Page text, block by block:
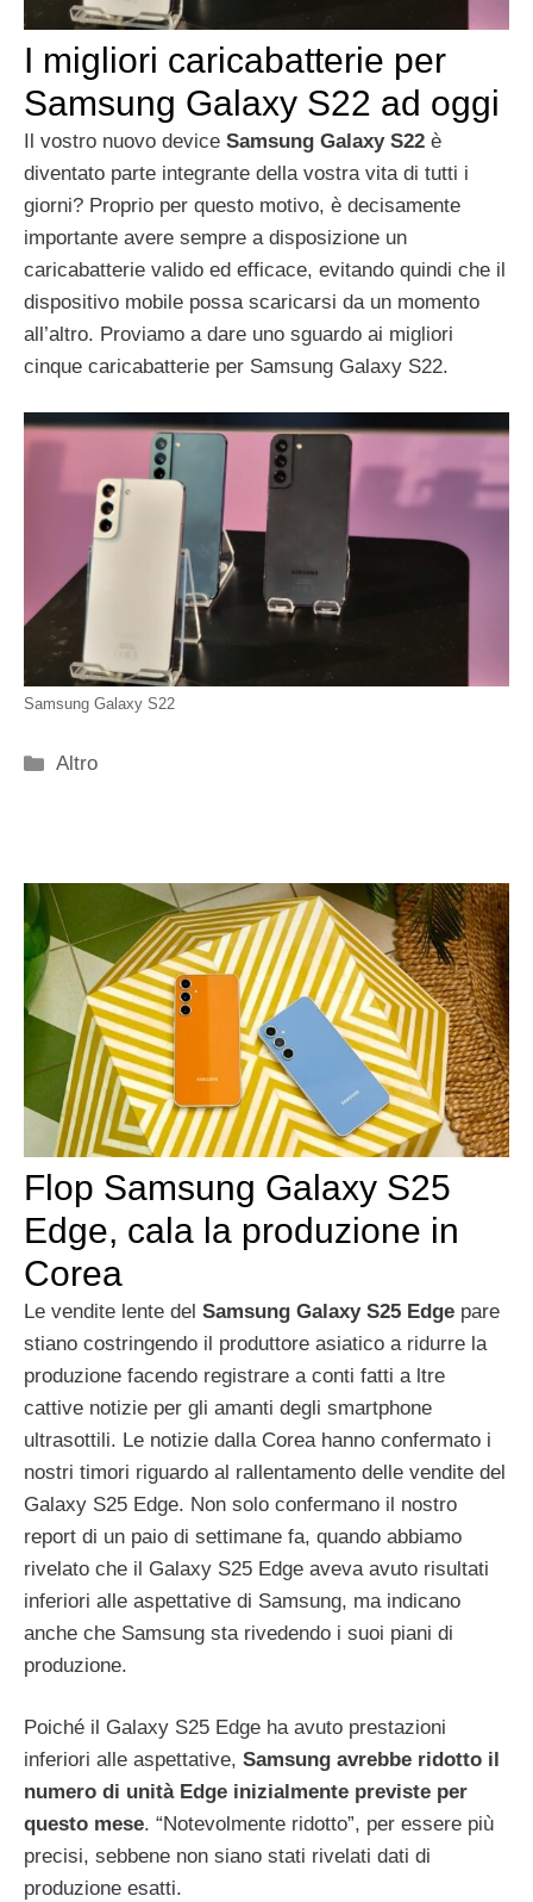
I migliori caricabatterie per
Samsung Galaxy S22 ad oggi
Il vostro nuovo device Samsung Galaxy S22 è
diventato parte integrante della vostra vita di tutti i
giorni? Proprio per questo motivo, è decisamente
importante avere sempre a disposizione un
caricabatterie valido ed efficace, evitando quindi che il
dispositivo mobile possa scaricarsi da un momento
all’altro. Proviamo a dare uno sguardo ai migliori
cinque caricabatterie per Samsung Galaxy S22.
Samsung Galaxy S22
Categorie
Altro
Flop Samsung Galaxy S25
Edge, cala la produzione in
Corea
Le vendite lente del Samsung Galaxy S25 Edge pare
stiano costringendo il produttore asiatico a ridurre la
produzione facendo registrare a conti fatti a ltre
cattive notizie per gli amanti degli smartphone
ultrasottili. Le notizie dalla Corea hanno confermato i
nostri timori riguardo al rallentamento delle vendite del
Galaxy S25 Edge. Non solo confermano il nostro
report di un paio di settimane fa, quando abbiamo
rivelato che il Galaxy S25 Edge aveva avuto risultati
inferiori alle aspettative di Samsung, ma indicano
anche che Samsung sta rivedendo i suoi piani di
produzione.
Poiché il Galaxy S25 Edge ha avuto prestazioni
inferiori alle aspettative, Samsung avrebbe ridotto il
numero di unità Edge inizialmente previste per
questo mese. “Notevolmente ridotto”, per essere più
precisi, sebbene non siano stati rivelati dati di
produzione esatti.